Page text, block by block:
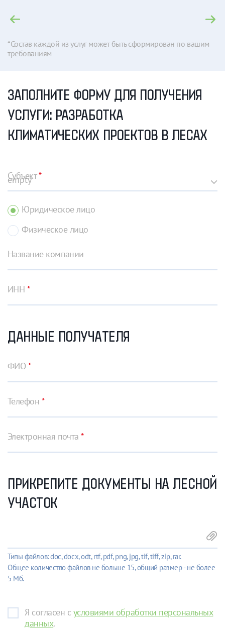
*Состав каждой из услуг может быть сформирован по вашим
требованиям
ЗАПОЛНИТЕ ФОРМУ ДЛЯ ПОЛУЧЕНИЯ
УСЛУГИ: РАЗРАБОТКА
КЛИМАТИЧЕСКИХ ПРОЕКТОВ В ЛЕСАХ
Субъект*
Юридическое лицо
Физическое лицо
Название компании
ИНН *
ДАННЫЕ ПОЛУЧАТЕЛЯ
ФИО*
Телефон *
Электронная почта*
ПРИКРЕПИТЕ ДОКУМЕНТЫ НА ЛЕСНОЙ
УЧАСТОК
Типы файлов: doc, docx, odt, rtf, pdf, png, jpg, tif, tiff, zip, rar.
Общее количество файлов не больше 15, общий размер - не более
5 Мб.
Я согласен сусловиями обработки персональных
данных.